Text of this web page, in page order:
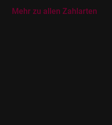
Mehr zu allen Zahlarten